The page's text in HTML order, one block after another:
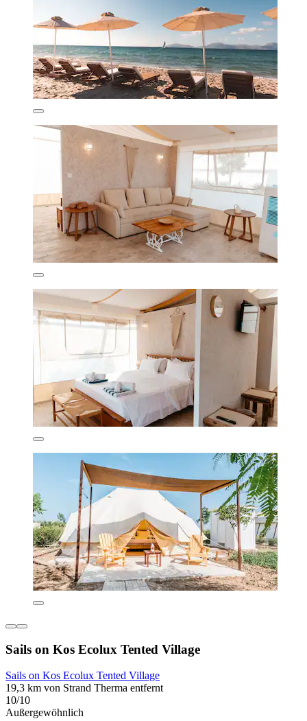
Sails on Kos Ecolux Tented Village
Sails on Kos Ecolux Tented Village
19,3 km von Strand Therma entfernt
10/10
Außergewöhnlich